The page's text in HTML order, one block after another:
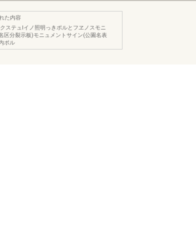
た内容
ステュlイノ照明っきポルとフヱノスモニ
区分裂示板)モニュメントサイン(公園名表
ポル